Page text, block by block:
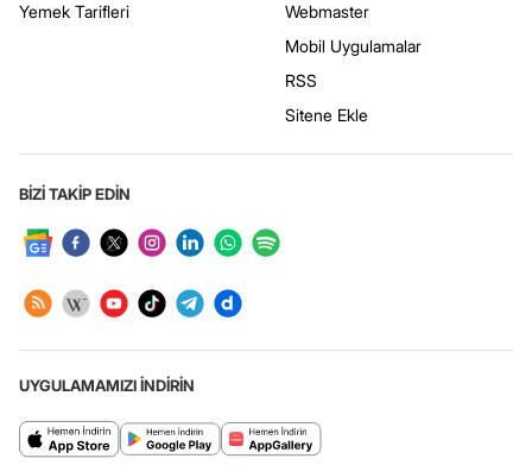
Yemek Tarifleri
Webmaster
Mobil Uygulamalar
RSS
Sitene Ekle
BİZİ TAKİP EDİN
UYGULAMAMIZI İNDİRİN